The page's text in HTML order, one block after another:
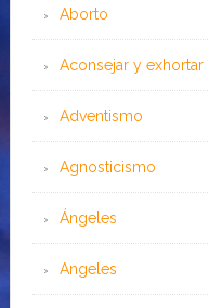
Aborto
Aconsejar y exhortar
Adventismo
Agnosticismo
Ángeles
Angeles